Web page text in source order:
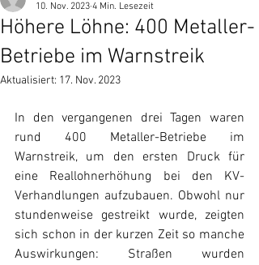
Höhere Löhne: 400 Metaller-
Betriebe im Warnstreik
10. Nov. 2023 4 Min. Lesezeit
Aktualisiert: 17. Nov. 2023
In den vergangenen drei Tagen waren
rund 400 Metaller-Betriebe im
Warnstreik, um den ersten Druck für
eine Reallohnerhöhung bei den KV-
Verhandlungen aufzubauen. Obwohl nur
stundenweise gestreikt wurde, zeigten
sich schon in der kurzen Zeit so manche
Auswirkungen: Straßen wurden